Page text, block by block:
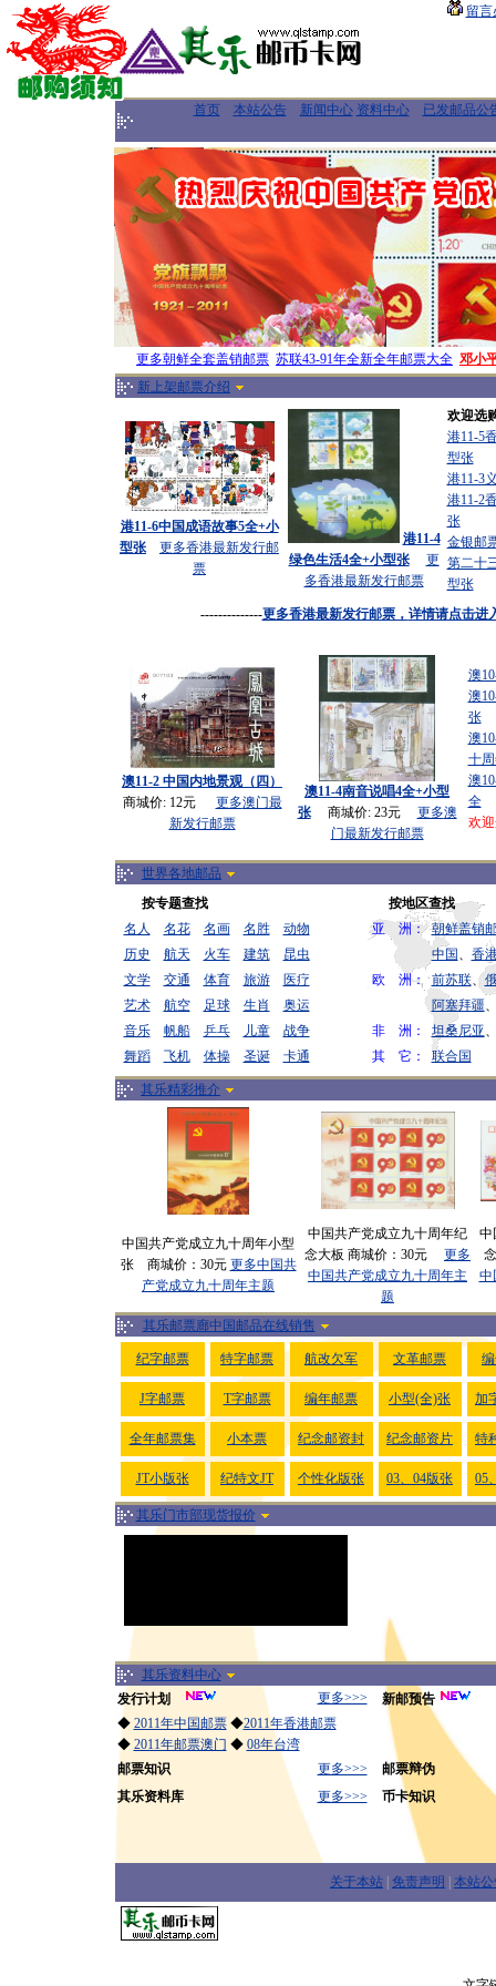
留言
首页 本站公告 新闻中心 资料中心 已发邮品公
更多朝鲜全套盖销邮票 苏联43-91年全新全年邮票大全 邓小
新上架邮票介绍
港11-6中国成语故事5全+小
型张
更多香港最新发行邮
票
港11-4
绿色生活4全+小型张
更
多香港最新发行邮票
欢迎选
港11-5
型张
港11-3
港11-2
张
金银邮
第二十
型张
--------------更多香港最新发行邮票， 详情请点击进
澳11-2 中国内地景观（四）
商城价: 12元
更多澳门最
新发行邮票
澳11-4南音说唱4全+小型
张商城价: 23元 更多澳
门最新发行邮票
澳
澳
张
澳
十
澳
全
欢
世界各地邮品
按专题查找
名人
名花 名画 名胜
动物
历史
航天 火车 建筑
昆虫
文学
交通 体育 旅游
医疗
艺术
航空 足球 生肖
奥运
音乐
帆船 乒乓 儿童
战争
舞蹈
飞机 体操 圣诞 卡通
按地区查找
亚 洲： 朝鲜盖销
中国 、 香
欧 洲： 前苏联、
阿塞拜疆
非 洲：
坦桑尼亚
其 它：
联合国
其乐精彩推介
中国共产党成立九十周年小型
张 商城价：30元 更多中国共
产党成立九十周年主题
中国共产党成立九十周年纪
念大板 商城价：30元 更多
中国共产党成立九十周年主
题
中
中
其乐邮票廊中国邮品在线销售
纪字邮票 特字邮票 航改欠军 文革邮票
J字邮票 T字邮票 编年邮票 小型(全)张 加
全年邮票集 小本票 纪念邮资封 纪念邮资片 特
JT小版张 纪特文JT 个性化版张 03、04版张 05
其乐门市部现货报价
其乐资料中心
发行计划
更多>>>
新邮预告
◆ 2011年中国邮票◆2011年香港邮票
◆ 2011年邮票澳门 ◆ 08年台湾
邮票知识
更多>>>
邮票辩伪
其乐资料库
更多>>> 币卡知识
关于本站 免责声明 本站